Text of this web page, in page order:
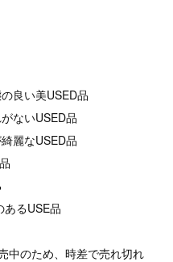
良い美USED品
ないUSED品
麗なUSED品
るUSE品
中のため、時差で売れ切れ